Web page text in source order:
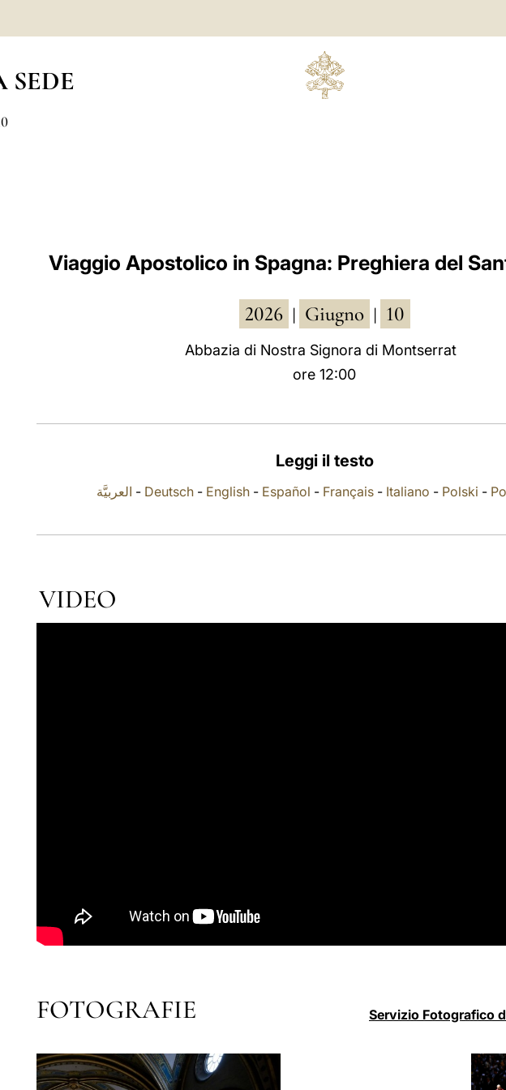
SEDE
Viaggio Apostolico in Spagna: Preghiera del
2026 Giugno 10
Abbazia di Nostra Signora di Montserrat
ore 12:00
Leggi il testo
العربيَّة - Deutsch - English - Español - Français - Italiano - Polski -
VIDEO
FOTOGRAFIE Servizio Fotografico